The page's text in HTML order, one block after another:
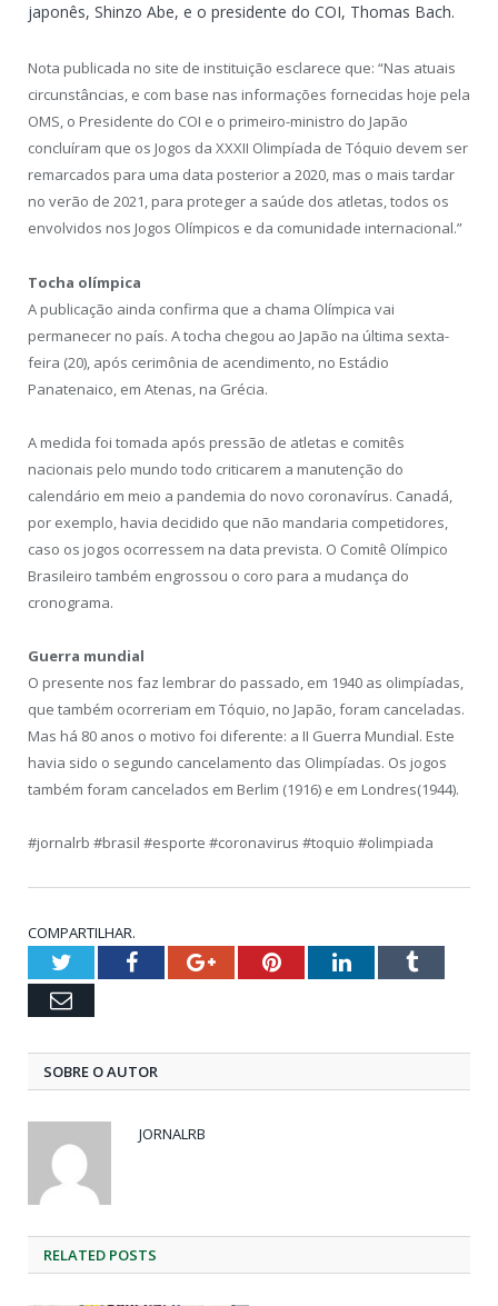
japonês, Shinzo Abe, e o presidente do COI, Thomas Bach.
Nota publicada no site de instituição esclarece que: “Nas atuais
circunstâncias, e com base nas informações fornecidas hoje pela
OMS, o Presidente do COI e o primeiro-ministro do Japão
concluíram que os Jogos da XXXII Olimpíada de Tóquio devem ser
remarcados para uma data posterior a 2020, mas o mais tardar
no verão de 2021, para proteger a saúde dos atletas, todos os
envolvidos nos Jogos Olímpicos e da comunidade internacional.”
Tocha olímpica
A publicação ainda confirma que a chama Olímpica vai
permanecer no país. A tocha chegou ao Japão na última sexta-
feira (20), após cerimônia de acendimento, no Estádio
Panatenaico, em Atenas, na Grécia.
A medida foi tomada após pressão de atletas e comitês
nacionais pelo mundo todo criticarem a manutenção do
calendário em meio a pandemia do novo coronavírus. Canadá,
por exemplo, havia decidido que não mandaria competidores,
caso os jogos ocorressem na data prevista. O Comitê Olímpico
Brasileiro também engrossou o coro para a mudança do
cronograma.
Guerra mundial
O presente nos faz lembrar do passado, em 1940 as olimpíadas,
que também ocorreriam em Tóquio, no Japão, foram canceladas.
Mas há 80 anos o motivo foi diferente: a II Guerra Mundial. Este
havia sido o segundo cancelamento das Olimpíadas. Os jogos
também foram cancelados em Berlim (1916) e em Londres(1944).
#jornalrb #brasil #esporte #coronavirus #toquio #olimpiada
COMPARTILHAR.
TwitterFacebookGoogle+PinterestLinkedInTumblr
Email
SOBRE O AUTOR
JORNALRB
RELATED POSTS